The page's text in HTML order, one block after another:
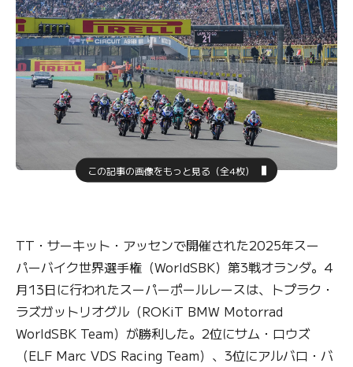
この記事の画像をもっと見る（全4枚）
TT・サーキット・アッセンで開催された2025年スー
パーバイク世界選手権（WorldSBK）第3戦オランダ。4
月13日に行われたスーパーポールレースは、トプラク・
ラズガットリオグル（ROKiT BMW Motorrad
WorldSBK Team）が勝利した。2位にサム・ロウズ
（ELF Marc VDS Racing Team）、3位にアルバロ・バ